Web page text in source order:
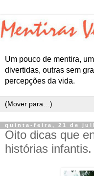
Um pouco de mentira,
divertidas, outras sem
percepções da vida.
quinta-feira, 21 de
Oito dicas que
histórias infantis.